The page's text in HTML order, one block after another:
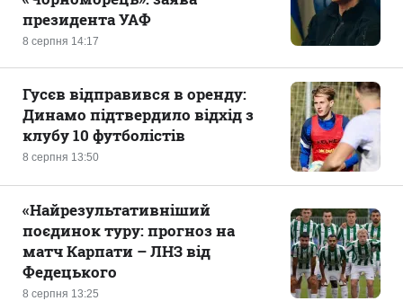
8 серпня 14:17
президента УАФ
8 серпня 13:50
Гусєв відправився в оренду:
Динамо підтвердило відхід з
клубу 10 футболістів
8 серпня 13:25
«Найрезультативніший
поєдинок туру: прогноз на
матч Карпати – ЛНЗ від
Федецького